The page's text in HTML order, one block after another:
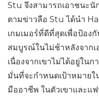
Stu จึงสามารถเอาชนะ
ตามข่าวลือ Stu ได้นำ
เกมเมอร์ที่ดีที่สุดเพื่อป้อง
สมบูรณ์ในไม่ช้าหลังจาก
เนื่องจากเขาไม่ได้อยู่ใน
มั่นที่จะกำหนดเป้าหมายใ
มืออาชีพ ในตัวเขาและแฟ